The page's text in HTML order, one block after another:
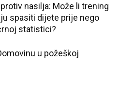
nasilja: Može li trening
spasiti dijete prije nego
statistici?
u požeškoj